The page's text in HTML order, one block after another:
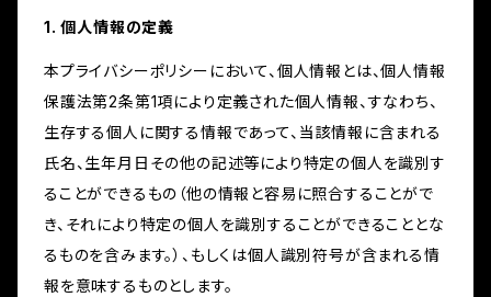
1. 個人情報の定義
本プライバシーポリシーにおいて、個人情報とは、個人情報
保護法第2条第1項により定義された個人情報、すなわち、
生存する個人に関する情報であって、当該情報に含まれる
氏名、生年月日その他の記述等により特定の個人を識別す
ることができるもの（他の情報と容易に照合することがで
き、それにより特定の個人を識別することができることとな
るものを含みます。）、もしくは個人識別符号が含まれる情
報を意味するものとします。